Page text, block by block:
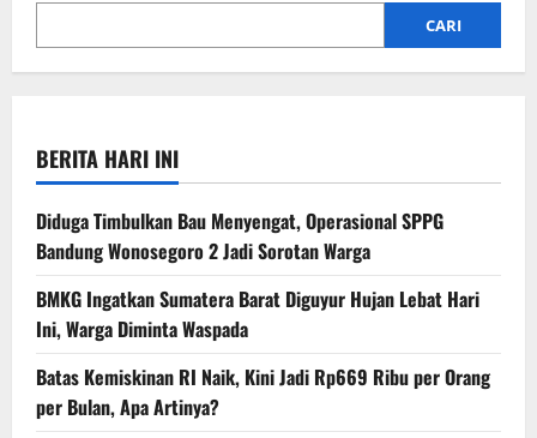
CARI
BERITA HARI INI
Diduga Timbulkan Bau Menyengat, Operasional SPPG
Bandung Wonosegoro 2 Jadi Sorotan Warga
BMKG Ingatkan Sumatera Barat Diguyur Hujan Lebat Hari
Ini, Warga Diminta Waspada
Batas Kemiskinan RI Naik, Kini Jadi Rp669 Ribu per Orang
per Bulan, Apa Artinya?